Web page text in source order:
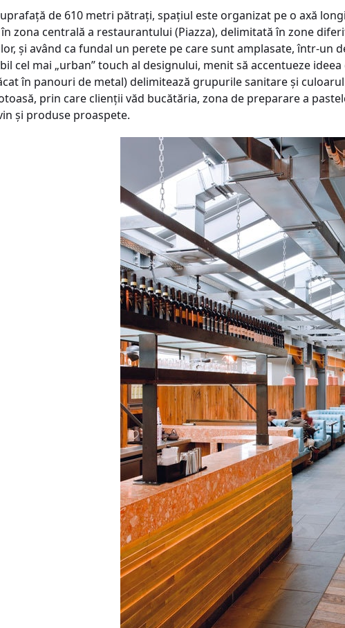
de 610 metri pătraţi, spaţiul este organizat pe o axă
zona centrală a restaurantului (Piazza), delimitată în zone
şi având ca fundal un perete pe care sunt amplasate, într-un
cel mai „urban” touch al designului, menit să accentueze
în panouri de metal) delimitează grupurile sanitare şi
prin care clienţii văd bucătăria, zona de preparare a
şi produse proaspete.